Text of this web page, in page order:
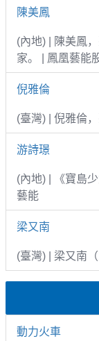
陳美鳳
(內地) | 陳美鳳
家。 | 鳳凰藝能
倪雅倫
(臺灣) | 倪雅倫
游詩璟
(內地) | 《寶島
藝能
梁又南
(臺灣) | 梁又南
動力火車